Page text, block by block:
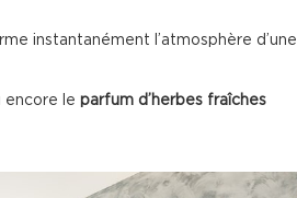
instantanément l’atmosphère d’une
encore le parfum d’herbes fraîches